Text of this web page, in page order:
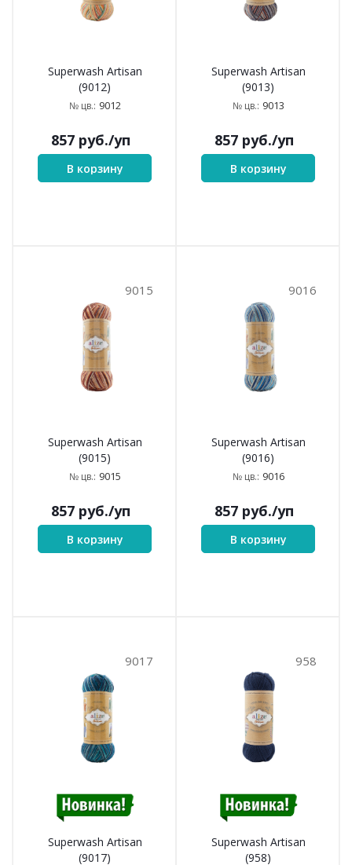
Superwash Artisan
(9012)
№ цв.: 9012
857 руб./уп
В корзину
Superwash Artisan
(9013)
№ цв.: 9013
857 руб./уп
В корзину
9015
Superwash Artisan
(9015)
№ цв.: 9015
857 руб./уп
В корзину
9016
Superwash Artisan
(9016)
№ цв.: 9016
857 руб./уп
В корзину
9017
Superwash Artisan
(9017)
958
Superwash Artisan
(958)